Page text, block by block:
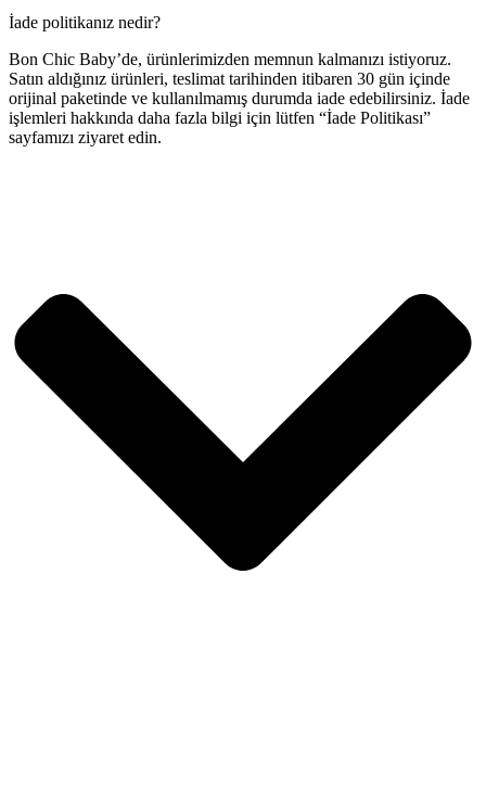
İade politikanız nedir?
Bon Chic Baby’de, ürünlerimizden memnun kalmanızı istiyoruz.
Satın aldığınız ürünleri, teslimat tarihinden itibaren 30 gün içinde
orijinal paketinde ve kullanılmamış durumda iade edebilirsiniz. İade
işlemleri hakkında daha fazla bilgi için lütfen “İade Politikası”
sayfamızı ziyaret edin.